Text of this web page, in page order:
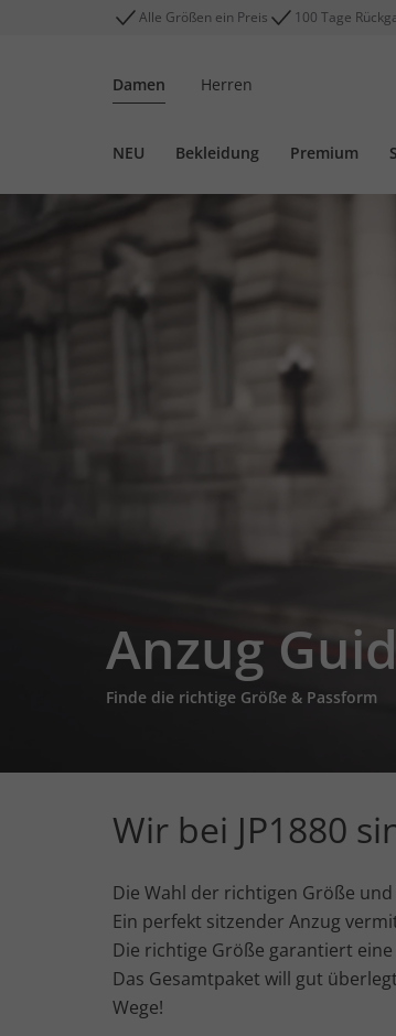
Alle Größen ein Preis 100 Tage
Damen Herren
NEU Bekleidung Premium
Anzug
Finde die richtige Größe & Passform
Wir bei JP1880
Die Wahl der richtigen Größe
Ein perfekt sitzender Anzug
Die richtige Größe garantiert
Das Gesamtpaket will gut
Wege!